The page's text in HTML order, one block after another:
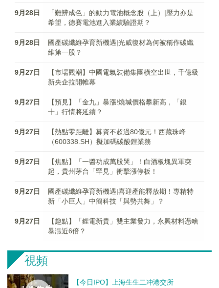
9月28日
「難辨成色」的動力電池概念股（上）|壓力亦是
希望，德賽電池進入業績驗證期？
9月28日
國產碳纖維孕育新機遇|光威復材為何被稱作碳纖
維第一股？
9月27日
【市場觀潮】中國電氣裝備集團橫空出世，千億級
新央企拉開帷幕
9月27日
【預見】「金九」暴漲!燒堿價格攀新高，「銀
十」行情將延續？
9月27日
【熱點零距離】募資不超過80億元！西藏珠峰
（600338.SH）擬加碼碳酸鋰業務
9月27日
【焦點】「一醬功成萬股哭」！白酒板塊異軍突
起，貴州茅台「罕見」衝擊漲停板！
9月27日
國產碳纖維孕育新機遇|喜迎產能釋放期！專精特
新「小巨人」中簡科技「與勢共舞」？
9月27日
【趣點】「鋰電新貴」雙主業發力，永興材料憑啥
暴漲近6倍？
視頻
【今日IPO】上海生生二冲港交所